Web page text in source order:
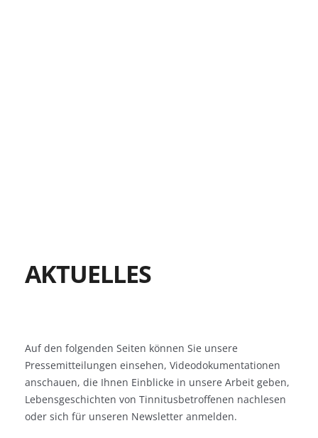
AKTUELLES
Auf den folgenden Seiten können Sie unsere
Pressemitteilungen einsehen, Videodokumentationen
anschauen, die Ihnen Einblicke in unsere Arbeit geben,
Lebensgeschichten von Tinnitusbetroffenen nachlesen
oder sich für unseren Newsletter anmelden.